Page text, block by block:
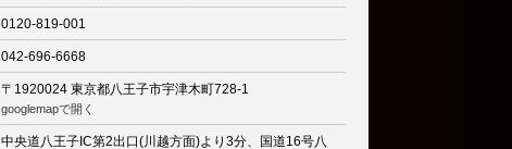
0120-819-001
042-696-6668
〒1920024 東京都八王子市宇津木町728-1
googlemapで開く
中央道八王子IC第2出口(川越方面)より3分、国道16号八